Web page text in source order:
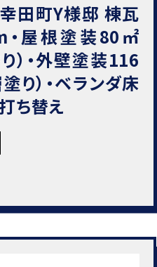
田町Y様邸 棟瓦
屋根塗装80㎡
）・外壁塗装116
り）・ベランダ床
ち替え